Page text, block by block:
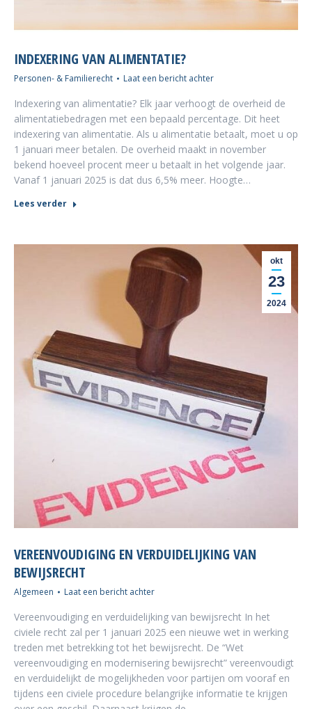
INDEXERING VAN ALIMENTATIE?
Personen- & Familierecht Laat een bericht achter
Indexering van alimentatie? Elk jaar verhoogt de overheid de
alimentatiebedragen met een bepaald percentage. Dit heet
indexering van alimentatie. Als u alimentatie betaalt, moet u op
1 januari meer betalen. De overheid maakt in november
bekend hoeveel procent meer u betaalt in het volgende jaar.
Vanaf 1 januari 2025 is dat dus 6,5% meer. Hoogte…
Lees verder
okt
23
2024
VEREENVOUDIGING EN VERDUIDELIJKING VAN
BEWIJSRECHT
Algemeen Laat een bericht achter
Vereenvoudiging en verduidelijking van bewijsrecht In het
civiele recht zal per 1 januari 2025 een nieuwe wet in werking
treden met betrekking tot het bewijsrecht. De “Wet
vereenvoudiging en modernisering bewijsrecht” vereenvoudigt
en verduidelijkt de mogelijkheden voor partijen om vooraf en
tijdens een civiele procedure belangrijke informatie te krijgen